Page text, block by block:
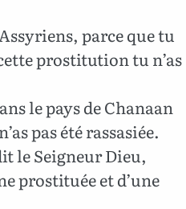
parce que tu
prostitution tu n’as
le pays de Chanaan
pas été rassasiée.
le Seigneur Dieu,
prostituée et d’une